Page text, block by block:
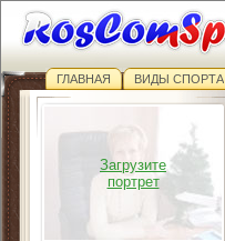
ГЛАВНАЯ ВИДЫ СПОРТА
Загрузите
портрет